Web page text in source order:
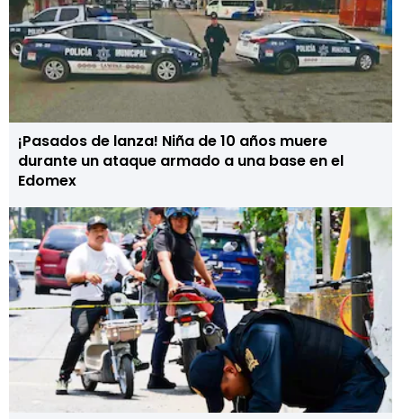
¡Pasados de lanza! Niña de 10 años muere
durante un ataque armado a una base en el
Edomex